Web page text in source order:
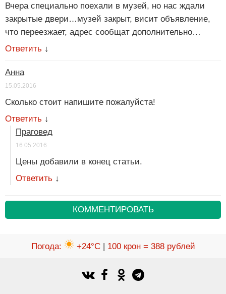
Вчера специально поехали в музей, но нас ждали
закрытые двери…музей закрыт, висит объявление,
что переезжает, адрес сообщат дополнительно…
Ответить ↓
Анна
15.05.2016
Сколько стоит напишите пожалуйста!
Ответить ↓
Праговед
16.05.2016
Цены добавили в конец статьи.
Ответить ↓
КОММЕНТИРОВАТЬ
Погода: +24°C| 100 крон = 388 рублей